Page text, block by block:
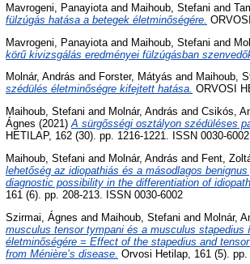
Mavrogeni, Panayiota and Maihoub, Stefani and
fülzúgás hatása a betegek életminőségére.
Mavrogeni, Panayiota and Maihoub, Stefani and
körű kivizsgálás eredményei fülzúgásban
Molnár, András and Forster, Mátyás and Maihoub,
szédülés életminőségre kifejtett hatása. ORVOSI
Maihoub, Stefani and Molnár, András and Csikós,
Ágnes (2021)A sürgősségi osztályon szédüléses
HETILAP, 162 (30). pp. 1216-1221. ISSN 0030-6002
Maihoub, Stefani and Molnár, András and Fent,
lehetőség az idiopathiás és a másodlagos
diagnostic possibility in the differentiation of
161 (6). pp. 208-213. ISSN 0030-6002
Szirmai, Ágnes and Maihoub, Stefani and Molnár,
musculus tensor tympani és a musculus
életminőségére = Effect of the stapedius and
from Ménière’s disease. Orvosi Hetilap, 161 (5).